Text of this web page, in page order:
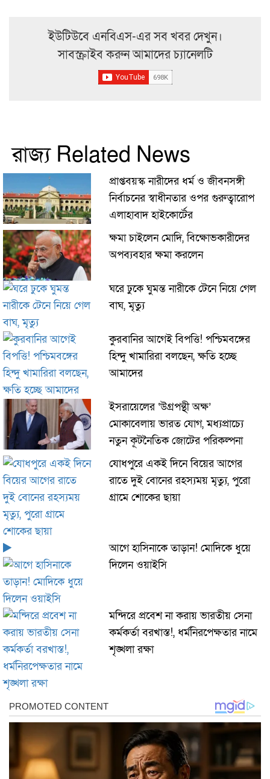
ইউটিউবে এনবিএস-এর সব খবর দেখুন।
সাবস্ক্রাইব করুন আমাদের চ্যানেলটি
রাজ্য Related News
প্রাপ্তবয়স্ক নারীদের ধর্ম ও জীবনসঙ্গী
নির্বাচনের স্বাধীনতার ওপর গুরুত্বারোপ
এলাহাবাদ হাইকোর্টের
ক্ষমা চাইলেন মোদি, বিক্ষোভকারীদের
অপব্যবহার ক্ষমা করলেন
ঘরে ঢুকে ঘুমন্ত নারীকে টেনে নিয়ে গেল
বাঘ, মৃত্যু
কুরবানির আগেই বিপত্তি! পশ্চিমবঙ্গের
হিন্দু খামারিরা বলছেন, ক্ষতি হচ্ছে
আমাদের
ইসরায়েলের ‘উগ্রপন্থী অক্ষ’
মোকাবেলায় ভারত যোগ, মধ্যপ্রাচ্যে
নতুন কূটনৈতিক জোটের পরিকল্পনা
যোধপুরে একই দিনে বিয়ের আগের
রাতে দুই বোনের রহস্যময় মৃত্যু, পুরো
গ্রামে শোকের ছায়া
আগে হাসিনাকে তাড়ান! মোদিকে ধুয়ে
দিলেন ওয়াইসি
মন্দিরে প্রবেশ না করায় ভারতীয় সেনা
কর্মকর্তা বরখাস্ত!, ধর্মনিরপেক্ষতার নামে
শৃঙ্খলা রক্ষা